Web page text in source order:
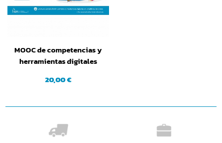
MOOC de competencias y
herramientas digitales
empleabilidad
20,00 €